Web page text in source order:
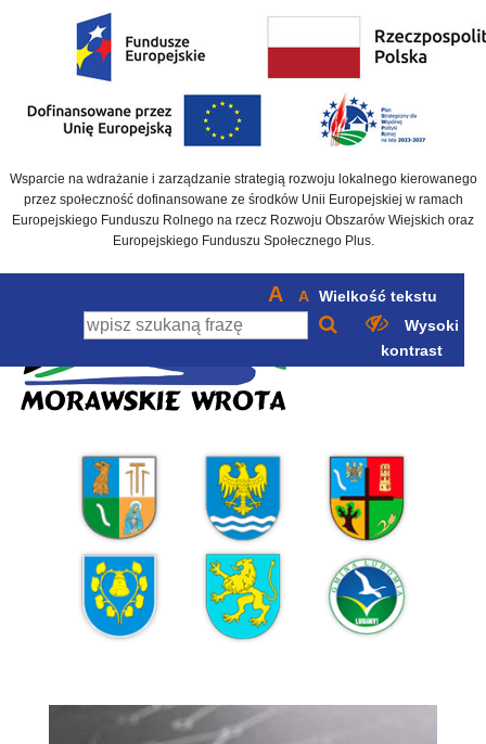
Wsparcie na wdrażanie i zarządzanie strategią rozwoju lokalnego kierowanego
przez społeczność dofinansowane ze środków Unii Europejskiej w ramach
Europejskiego Funduszu Rolnego na rzecz Rozwoju Obszarów Wiejskich oraz
Europejskiego Funduszu Społecznego Plus.
A A Wielkość tekstu
Wysoki
kontrast